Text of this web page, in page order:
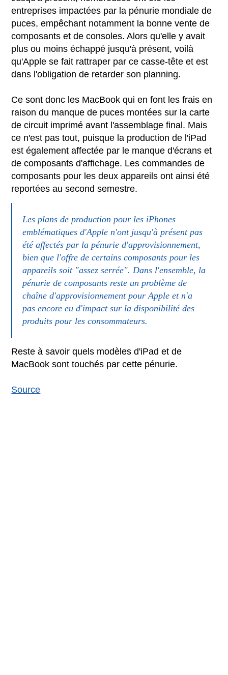
entreprises impactées par la pénurie mondiale de
puces, empêchant notamment la bonne vente de
composants et de consoles. Alors qu'elle y avait
plus ou moins échappé jusqu'à présent, voilà
qu'Apple se fait rattraper par ce casse-tête et est
dans l'obligation de retarder son planning.
Ce sont donc les MacBook qui en font les frais en
raison du manque de puces montées sur la carte
de circuit imprimé avant l'assemblage final. Mais
ce n'est pas tout, puisque la production de l'iPad
est également affectée par le manque d'écrans et
de composants d'affichage. Les commandes de
composants pour les deux appareils ont ainsi été
reportées au second semestre.
Les plans de production pour les iPhones
emblématiques d'Apple n'ont jusqu'à présent pas
été affectés par la pénurie d'approvisionnement,
bien que l'offre de certains composants pour les
appareils soit "assez serrée". Dans l'ensemble, la
pénurie de composants reste un problème de
chaîne d'approvisionnement pour Apple et n'a
pas encore eu d'impact sur la disponibilité des
produits pour les consommateurs.
Reste à savoir quels modèles d'iPad et de
MacBook sont touchés par cette pénurie.
Source